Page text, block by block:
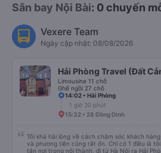
Sân bay Nội Bài: 0 chuyến
Vexere Team
Ngày cập nhật: 08/08/2026
Hải Phòng Travel (Đất
Limousine 11 chỗ
Ghế ngồi 27 chỗ
14:02 • Hải Phòng
1 giờ 30 phút
15:32 • 28 Đồng Dinh
Tôi khá hài lòng về cách chăm sóc khách
và phương tiện cũng rất ổn. Chỉ có 1 điều là tôi đặt đi trên xe 11 chổ, đón trả
tận nơi trong nội thành, đi từ Hà Nội ra Hải